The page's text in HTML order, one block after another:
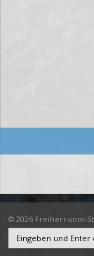
© 2026 Freiherr-vom-